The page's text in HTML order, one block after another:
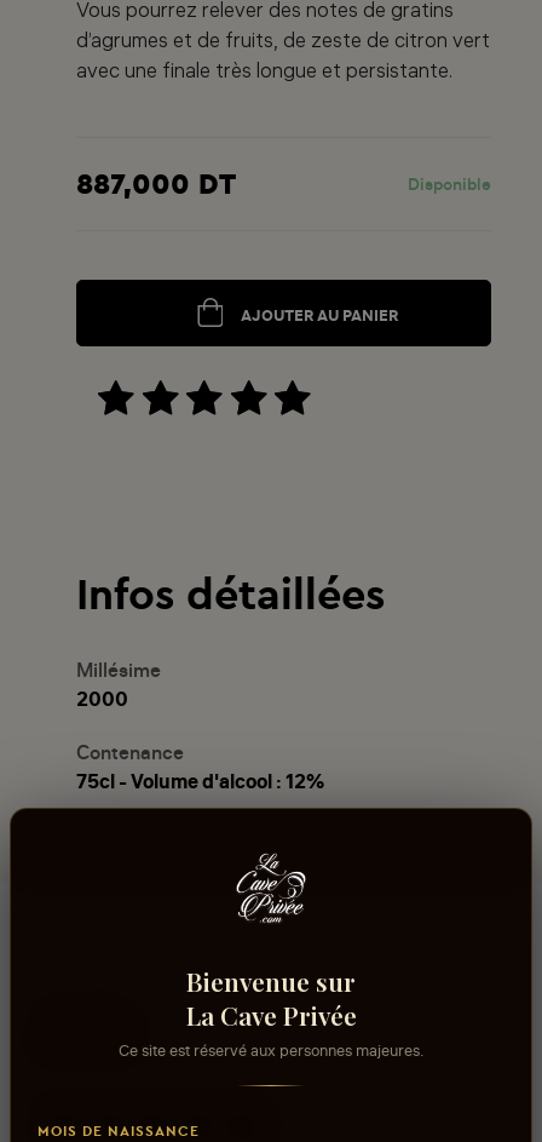
Vous pourrez relever des notes de gratins
d’agrumes et de fruits, de zeste de citron vert
avec une finale très longue et persistante.
887,000 DT Disponible
AJOUTER AU PANIER
Infos détaillées
Millésime
2000
Contenance
75cl - Volume d'alcool : 12%
Avis
Bienvenue sur
La Cave Privée
Ce site est réservé aux personnes majeures.
MOIS DE NAISSANCE